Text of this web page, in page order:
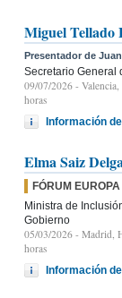
Miguel Tellado
Presentador de
Secretario General
09/07/2026 -
horas
Información
Elma Saiz
FÓRUM EUROPA
Ministra de
Gobierno
05/03/2026 - Madrid,
horas
Información